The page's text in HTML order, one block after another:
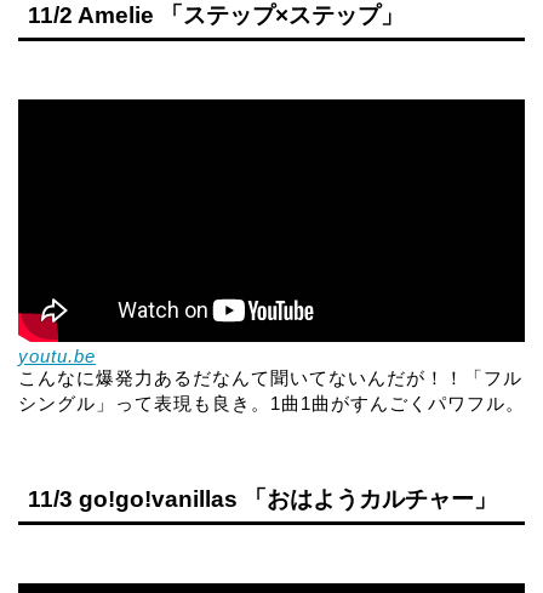
11/2 Amelie 「ステップ×ステップ」
youtu.be
こんなに爆発力あるだなんて聞いてないんだが！！「フル
シングル」って表現も良き。1曲1曲がすんごくパワフル。
11/3 go!go!vanillas 「おはようカルチャー」